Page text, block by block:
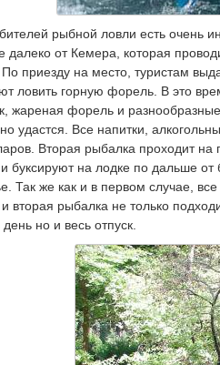
рыбной ловли есть очень
далеко от Кемера, которая
По приезду на место, туристам
ловить горную форель. В это
жареная форель и
удастся. Все напитки,
Вторая рыбалка проходит
буксируют на лодке по дальше
Так же как и в первом случае,
вторая рыбалка не только
но и весь отпуск.